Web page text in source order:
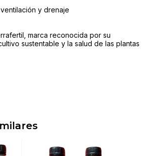
y drenaje
marca reconocida por su
sustentable y la salud de las plantas